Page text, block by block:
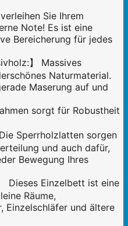
Sie Ihrem
Note! Es ist eine
Bereicherung für jedes
】 Massives
Naturmaterial.
Maserung auf und
sorgt für Robustheit
Sperrholzlatten sorgen
und auch dafür,
Bewegung Ihres
Dieses Einzelbett ist eine
Räume,
Einzelschläfer und ältere